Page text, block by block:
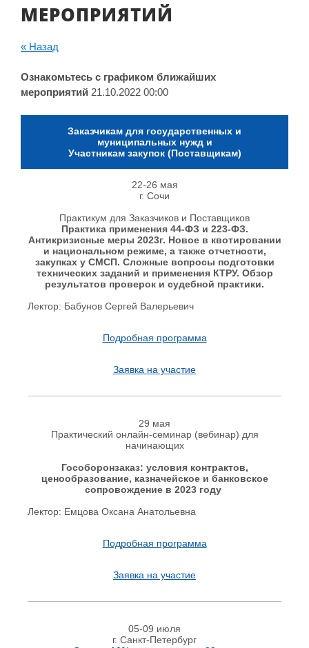
МЕРОПРИЯТИЙ
« Назад
Ознакомьтесь с графиком ближайших
мероприятий 21.10.2022 00:00
Заказчикам для государственных и
муниципальных нужд и
Участникам закупок (Поставщикам)
22-26 мая
г. Сочи
Практикум для Заказчиков и Поставщиков
Практика применения 44-ФЗ и 223-ФЗ.
Антикризисные меры 2023г. Новое в квотировании
и национальном режиме, а также отчетности,
закупках у СМСП. Сложные вопросы подготовки
технических заданий и применения КТРУ. Обзор
результатов проверок и судебной практики.
Лектор: Бабунов Сергей Валерьевич
Подробная программа
Заявка на участие
29 мая
Практический онлайн-семинар (вебинар) для
начинающих
Гособоронзаказ: условия контрактов,
ценообразование, казначейское и банковское
сопровождение в 2023 году
Лектор: Емцова Оксана Анатольевна
Подробная программа
Заявка на участие
05-09 июля
г. Санкт-Петербург